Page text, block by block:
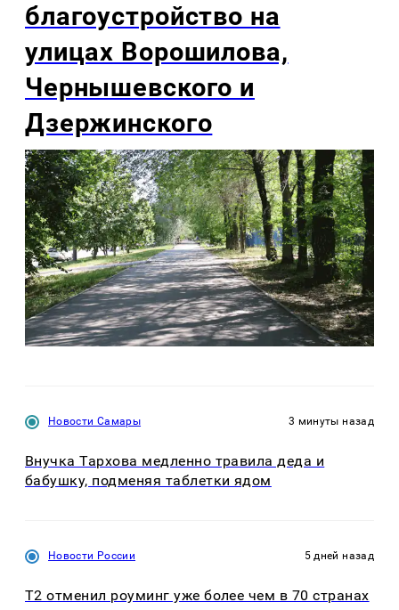
благоустройство на
улицах Ворошилова,
Чернышевского и
Дзержинского
Новости Самары 3 минуты назад
Внучка Тархова медленно травила деда и
бабушку, подменяя таблетки ядом
Новости России 5 дней назад
Т2 отменил роуминг уже более чем в 70 странах